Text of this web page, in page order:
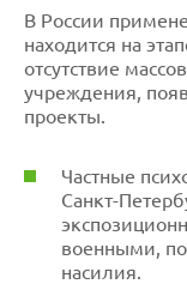
В России
находится на
отсутствие
учреждения,
проекты.
Частные
Санкт-
военными,
насилия.